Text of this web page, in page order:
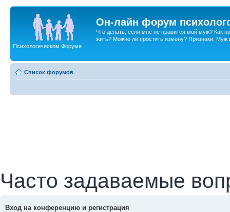
Он-лайн форум
Что делать, если мне не нравится мой муж? Как
жить? Можно ли простить измену? Признаки. Муж
Психологическом Форуме
Список форумов
Часто задаваемые
Вход на конференцию и регистрация